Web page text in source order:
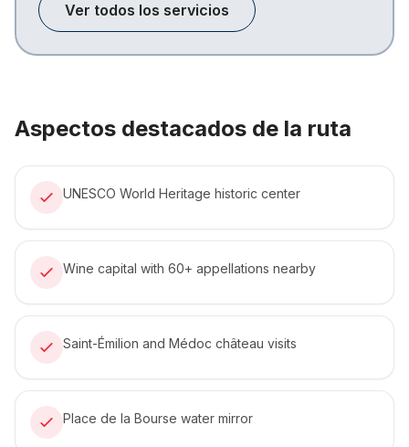
Ver todos los servicios
Aspectos destacados de la ruta
UNESCO World Heritage historic center
Wine capital with 60+ appellations nearby
Saint-Émilion and Médoc château visits
Place de la Bourse water mirror